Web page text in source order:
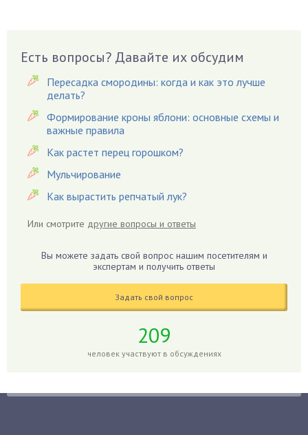
Вешенки
Виноград
Вредители
Гардения
Гацания
Гвоздики
Георгины
Гиацинт
Гладиолусы
Гранат
Есть вопросы? Давайте их обсудим
Пересадка смородины: когда и как это лучше
делать?
Формирование кроны яблони: основные схемы и
важные правила
Как растет перец горошком?
Мульчирование
Как вырастить репчатый лук?
Или смотрите другие вопросы и ответы
Вы можете задать свой вопрос нашим посетителям и
экспертам и получить ответы
Задать свой вопрос
209
человек участвуют в обсуждениях